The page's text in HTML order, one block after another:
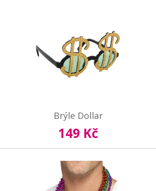
Brýle Dollar
149 Kč